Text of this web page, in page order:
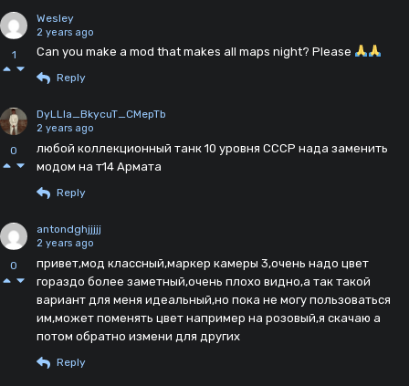
1
Wesley
2 years ago
Can you make a mod that makes all maps night? Please
Reply
0
DyLLla_BkycuT_CMepTb
2 years ago
любой коллекционный танк 10 уровня СССР нада заменить
модом на т14 Армата
Reply
0
antondghjjjjj
2 years ago
привет,мод классный,маркер камеры 3,очень надо цвет
гораздо более заметный,очень плохо видно,а так такой
вариант для меня идеальный,но пока не могу пользоваться
им,может поменять цвет например на розовый,я скачаю а
потом обратно измени для других
Reply